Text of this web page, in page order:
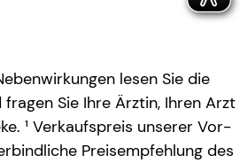
lesen Sie die
Sie Ihre Ärztin, Ihren Arzt
¹ Verkaufspreis unserer Vor-
Preisempfehlung des